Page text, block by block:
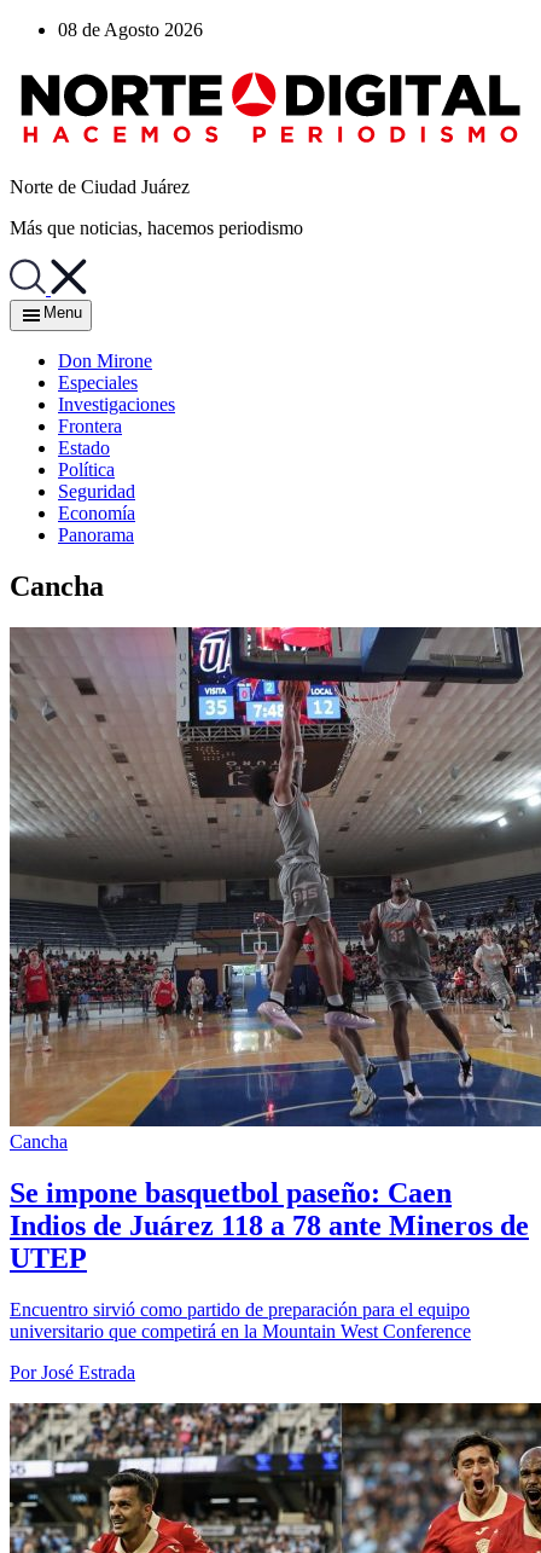
08 de Agosto 2026
Norte de Ciudad Juárez
Más que noticias, hacemos periodismo
Menu
Don Mirone
Especiales
Investigaciones
Frontera
Estado
Política
Seguridad
Economía
Panorama
Cancha
Cancha
Se impone basquetbol paseño: Caen
Indios de Juárez 118 a 78 ante Mineros de
UTEP
Encuentro sirvió como partido de preparación para el equipo
universitario que competirá en la Mountain West Conference
Por José Estrada